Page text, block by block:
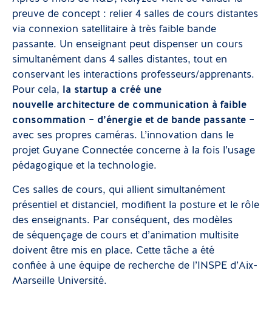
preuve de concept : relier 4 salles de cours distantes
via connexion satellitaire à très faible bande
passante. Un enseignant peut dispenser un cours
simultanément dans 4 salles distantes, tout en
conservant les interactions professeurs/apprenants.
Pour cela,
la startup a créé une
nouvelle architecture de communication à faible
consommation – d’énergie et de bande passante –
avec ses propres caméras. L’innovation dans le
projet Guyane Connectée concerne à la fois l’usage
pédagogique et la technologie.
Ces salles de cours, qui allient simultanément
présentiel et distanciel, modifient la posture et le rôle
des enseignants. Par conséquent, des modèles
de séquençage de cours et d’animation multisite
doivent être mis en place. Cette tâche a été
confiée à une équipe de recherche de l’INSPE d’Aix-
Marseille Université.